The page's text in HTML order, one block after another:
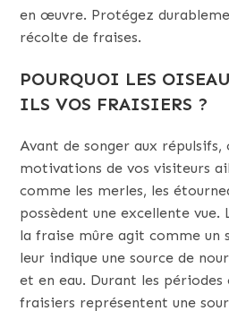
en œuvre. Protégez
récolte de fraises.
POURQUOI LES
ILS VOS FRAISIERS ?
Avant de songer aux répulsifs,
motivations de vos visiteurs
comme les merles, les
possèdent une excellente
la fraise mûre agit comme un
leur indique une source de
et en eau. Durant les périodes
fraisiers représentent une